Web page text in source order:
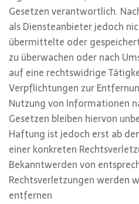
Gesetzen verantwortlich.
als Diensteanbieter jedoch
übermittelte oder
zu überwachen oder nach
auf eine rechtswidrige
Verpflichtungen zur
Nutzung von Informationen
Gesetzen bleiben hiervon
Haftung ist jedoch erst ab
einer konkreten
Bekanntwerden von
Rechtsverletzungen werden
entfernen